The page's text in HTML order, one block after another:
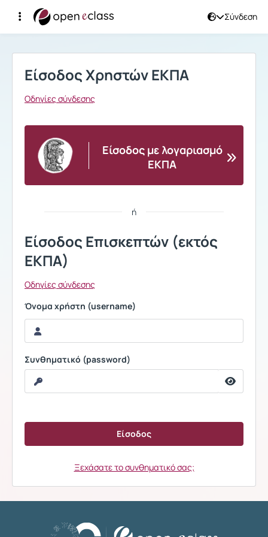
Σύνδεση
Σύνδεση
Είσοδος Χρηστών ΕΚΠΑ
Οδηγίες σύνδεσης
Είσοδος με λογαριασμό
ΕΚΠΑ
ή
Είσοδος Επισκεπτών (εκτός
ΕΚΠΑ)
Οδηγίες σύνδεσης
Όνομα χρήστη (username)
Συνθηματικό (password)
Ξεχάσατε το συνθηματικό σας;